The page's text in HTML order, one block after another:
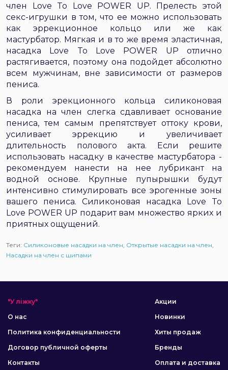
член Love To Love POWER UP. Прелесть этой
секс-игрушки в том, что ее можно использовать
как эррекционное кольцо или же как
мастурбатор. Мягкая и в то же время эластичная,
насадка Love To Love POWER UP отлично
растягивается, поэтому она подойдет абсолютно
всем мужчинам, вне зависимости от размеров
пениса.
В роли эрекционного кольца силиконовая
насадка на член слегка сдавливает основание
пениса, тем самым препятствует оттоку крови,
усиливает эррекцию и увеличивает
длительность полового акта. Если решите
использовать насадку в качестве мастурбатора -
рекомендуем нанести на нее лубрикант на
водной основе. Крупные пупырышки будут
интенсивно стимулировать все эрогенные зоны
вашего пениса. Силиконовая насадка Love To
Love POWER UP подарит вам множество ярких и
приятных ощущений.
Теги: Силиконовые насадки на член, Открытые насадки на член,
Насадки на член с шипами
"У ліжку"
О нас
Политика конфиденциальности
Договор публичной оферты
Контакты
Акции
Новинки
Хиты продаж
Бренды
Оплата и доставка